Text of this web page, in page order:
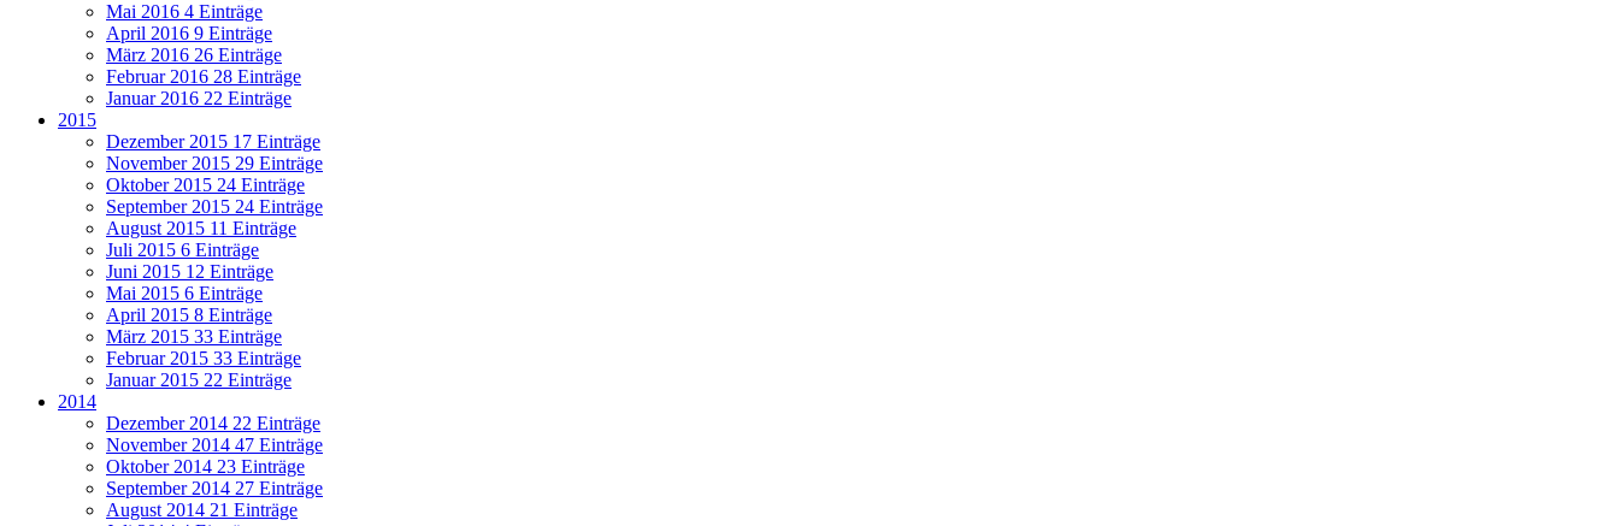
Mai 2016 4 Einträge
April 2016 9 Einträge
März 2016 26 Einträge
Februar 2016 28 Einträge
Januar 2016 22 Einträge
2015
Dezember 2015 17 Einträge
November 2015 29 Einträge
Oktober 2015 24 Einträge
September 2015 24 Einträge
August 2015 11 Einträge
Juli 2015 6 Einträge
Juni 2015 12 Einträge
Mai 2015 6 Einträge
April 2015 8 Einträge
März 2015 33 Einträge
Februar 2015 33 Einträge
Januar 2015 22 Einträge
2014
Dezember 2014 22 Einträge
November 2014 47 Einträge
Oktober 2014 23 Einträge
September 2014 27 Einträge
August 2014 21 Einträge